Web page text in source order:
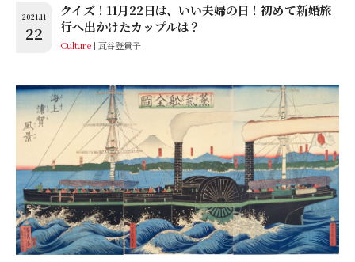
2021.11
22
クイズ！11月22日は、いい夫婦の日！初めて新婚旅
行へ出かけたカップルは？
Culture 瓦谷登貴子